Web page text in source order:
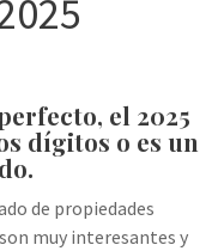
el 2025
dígitos o es un
de propiedades
muy interesantes y